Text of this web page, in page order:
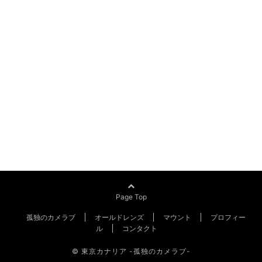
Page Top
孤独のカメラブ オールドレンズ マウント
プロフィー
ル
コンタクト
© 東京カナリア -孤独のカメラブ-